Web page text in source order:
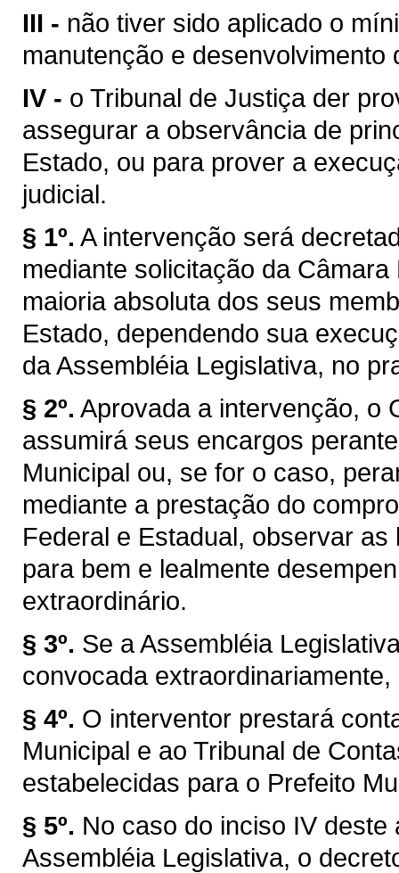
III - não tiver sido aplicado o
manutenção e desenvolvimento
IV - o Tribunal de Justiça der
assegurar a observância de
Estado, ou para prover a
judicial.
§ 1º. A intervenção será
mediante solicitação da
maioria absoluta dos seus
Estado, dependendo sua
da Assembléia Legislativa, no
§ 2º. Aprovada a intervenção, o
assumirá seus encargos
Municipal ou, se for o caso,
mediante a prestação do
Federal e Estadual, observar
para bem e lealmente
extraordinário.
§ 3º. Se a Assembléia
convocada
§ 4º. O interventor prestará
Municipal e ao Tribunal de
estabelecidas para o Prefeito
§ 5º. No caso do inciso IV
Assembléia Legislativa, o